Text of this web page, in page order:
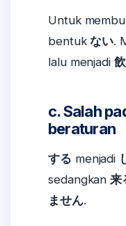
Untuk
bentukない.
lalu menjadi
c. Salah
beraturan
する menjadi
sedangkan来
ません.